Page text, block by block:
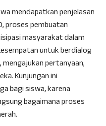
mendapatkan penjelasan
proses pembuatan
masyarakat dalam
untuk berdialog
mengajukan pertanyaan,
Kunjungan ini
bagi siswa, karena
bagaimana proses